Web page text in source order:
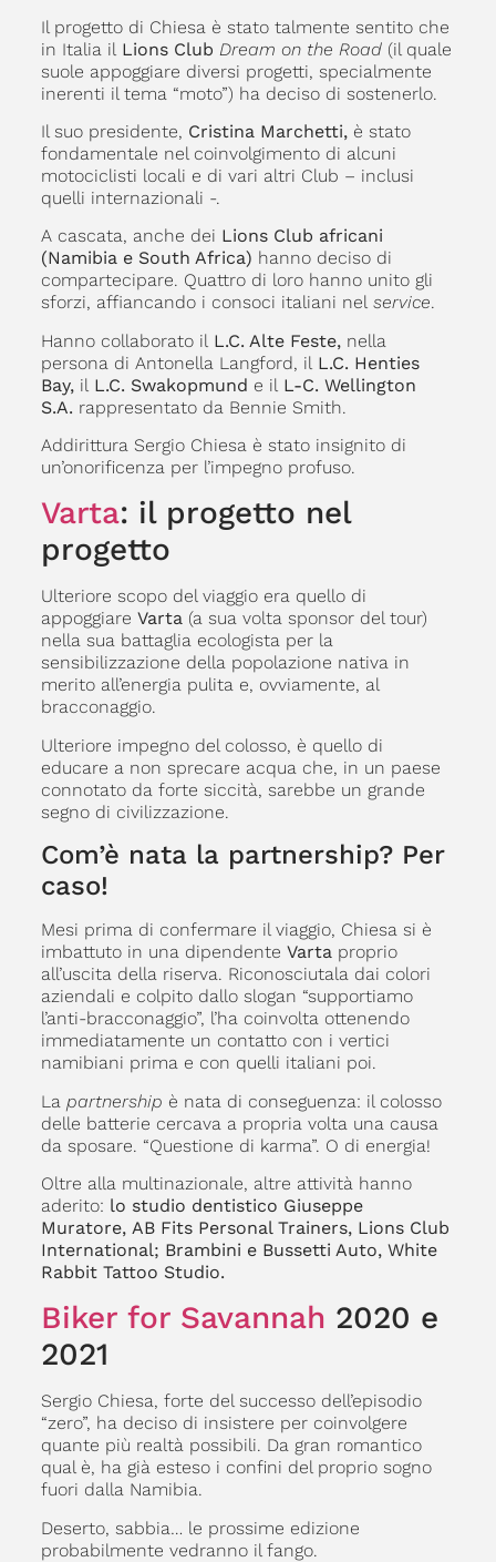
Il progetto di Chiesa è stato talmente sentito che
in Italia il Lions Club Dream on the Road(il quale
suole appoggiare diversi progetti, specialmente
inerenti il tema “moto”) ha deciso di sostenerlo.
Il suo presidente, Cristina Marchetti,è stato
fondamentale nel coinvolgimento di alcuni
motociclisti locali e di vari altri Club – inclusi
quelli internazionali -.
A cascata, anche dei Lions Club africani
(Namibia e South Africa) hanno deciso di
compartecipare. Quattro di loro hanno unito gli
sforzi, affiancando i consoci italiani nel service.
Hanno collaborato il L.C. Alte Feste, nella
persona di Antonella Langford, il L.C. Henties
Bay, il L.C. Swakopmund e il L-C. Wellington
S.A. rappresentato da Bennie Smith.
Addirittura Sergio Chiesa è stato insignito di
un’onorificenza per l’impegno profuso.
Varta: il progetto nel
progetto
Ulteriore scopo del viaggio era quello di
appoggiare Varta (a sua volta sponsor del tour)
nella sua battaglia ecologista per la
sensibilizzazione della popolazione nativa in
merito all’energia pulita e, ovviamente, al
bracconaggio.
Ulteriore impegno del colosso, è quello di
educare a non sprecare acqua che, in un paese
connotato da forte siccità, sarebbe un grande
segno di civilizzazione.
Com’è nata la partnership? Per
caso!
Mesi prima di confermare il viaggio, Chiesa si è
imbattuto in una dipendente Varta proprio
all’uscita della riserva. Riconosciutala dai colori
aziendali e colpito dallo slogan “supportiamo
l’anti-bracconaggio”, l’ha coinvolta ottenendo
immediatamente un contatto con i vertici
namibiani prima e con quelli italiani poi.
La partnership è nata di conseguenza: il colosso
delle batterie cercava a propria volta una causa
da sposare. “Questione di karma”. O di energia!
Oltre alla multinazionale, altre attività hanno
aderito: lo studio dentistico Giuseppe
Muratore, AB Fits Personal Trainers, Lions Club
International; Brambini e Bussetti Auto, White
Rabbit Tattoo Studio.
Biker for Savannah 2020 e
2021
Sergio Chiesa, forte del successo dell’episodio
“zero”, ha deciso di insistere per coinvolgere
quante più realtà possibili. Da gran romantico
qual è, ha già esteso i confini del proprio sogno
fuori dalla Namibia.
Deserto, sabbia… le prossime edizione
probabilmente vedranno il fango.